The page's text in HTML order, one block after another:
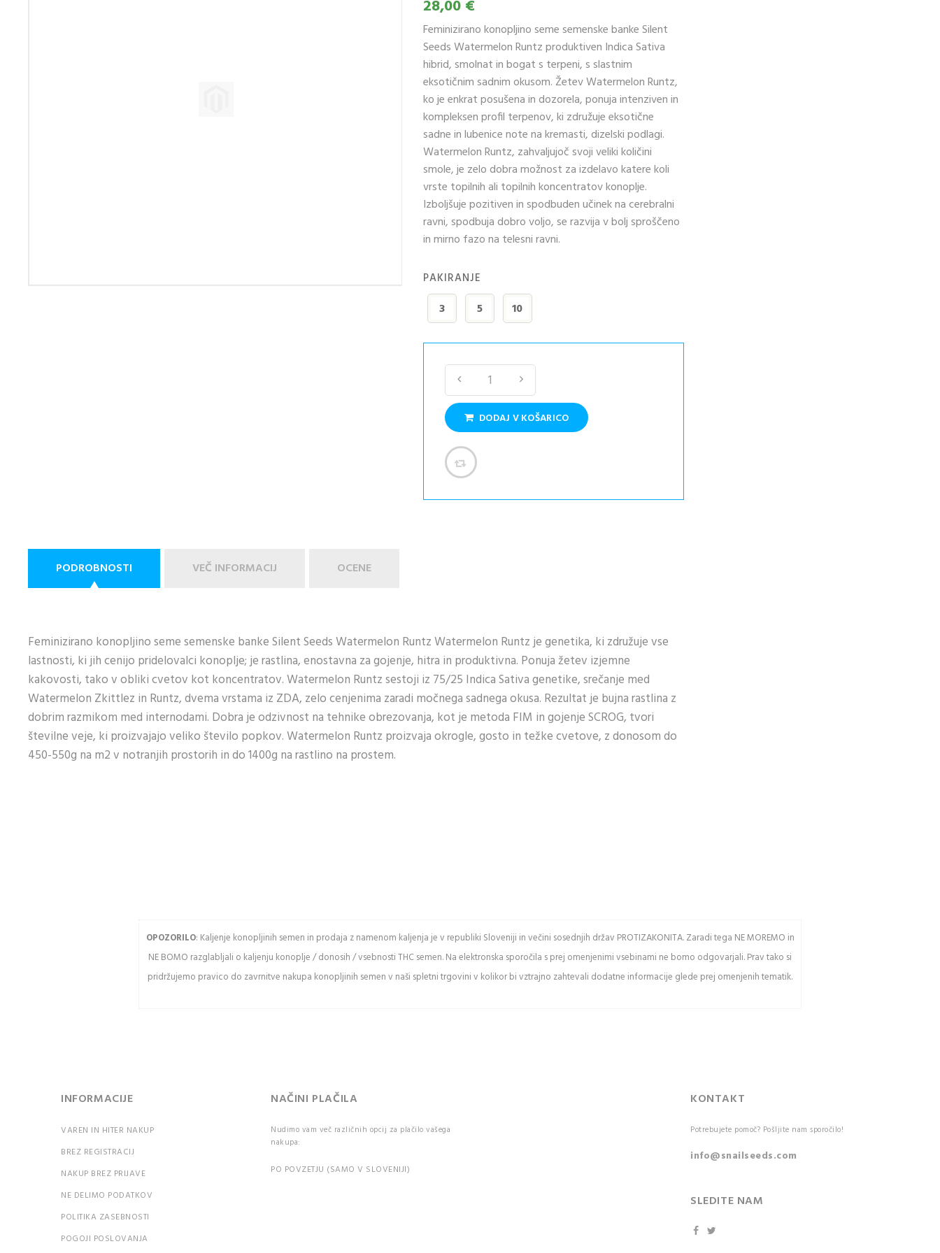
28,00 €
Feminizirano konopljino seme semenske banke Silent
Seeds Watermelon Runtz produktiven Indica Sativa
hibrid, smolnat in bogat s terpeni, s slastnim
eksotičnim sadnim okusom. Žetev Watermelon Runtz,
ko je enkrat posušena in dozorela, ponuja intenziven in
kompleksen profil terpenov, ki združuje eksotične
sadne in lubenice note na kremasti, dizelski podlagi.
Watermelon Runtz, zahvaljujoč svoji veliki količini
smole, je zelo dobra možnost za izdelavo katere koli
vrste topilnih ali topilnih koncentratov konoplje.
Izboljšuje pozitiven in spodbuden učinek na cerebralni
ravni, spodbuja dobro voljo, se razvija v bolj sproščeno
in mirno fazo na telesni ravni.
PAKIRANJE
3 5 10
DODAJ V KOŠARICO
PODROBNOSTI
Feminizirano konopljino seme semenske banke Silent Seeds Watermelon Runtz Watermelon Runtz je genetika, ki združuje vse
lastnosti, ki jih cenijo pridelovalci konoplje; je rastlina, enostavna za gojenje, hitra in produktivna. Ponuja žetev izjemne
kakovosti, tako v obliki cvetov kot koncentratov. Watermelon Runtz sestoji iz 75/25 Indica Sativa genetike, srečanje med
Watermelon Zkittlez in Runtz, dvema vrstama iz ZDA, zelo cenjenima zaradi močnega sadnega okusa. Rezultat je bujna rastlina z
dobrim razmikom med internodami. Dobra je odzivnost na tehnike obrezovanja, kot je metoda FIM in gojenje SCROG, tvori
številne veje, ki proizvajajo veliko število popkov. Watermelon Runtz proizvaja okrogle, gosto in težke cvetove, z donosom do
450-550g na m2 v notranjih prostorih in do 1400g na rastlino na prostem.
VEČ INFORMACIJ OCENE
OPOZORILO: Kaljenje konopljinih semen in prodaja z namenom kaljenja je v republiki Sloveniji in večini sosednjih držav PROTIZAKONITA. Zaradi tega NE MOREMO in
NE BOMO razglabljali o kaljenju konoplje / donosih / vsebnosti THC semen. Na elektronska sporočila s prej omenjenimi vsebinami ne bomo odgovarjali. Prav tako si
pridržujemo pravico do zavrnitve nakupa konopljinih semen v naši spletni trgovini v kolikor bi vztrajno zahtevali dodatne informacije glede prej omenjenih tematik.
INFORMACIJE
VAREN IN HITER NAKUP
BREZ REGISTRACIJ
NAKUP BREZ PRIJAVE
NE DELIMO PODATKOV
POLITIKA ZASEBNOSTI
POGOJI POSLOVANJA
NAČINI PLAČILA
Nudimo vam več različnih opcij za plačilo vašega
nakupa:
PO POVZETJU (SAMO V SLOVENIJI)
KONTAKT
Potrebujete pomoč? Pošljite nam sporočilo!
info@snailseeds.com
SLEDITE NAM
KUPITE KOT
NOV KUPEC
Ustvarjanje računa
ima veliko
prednosti:
KUPITE Z
UPORABO
VAŠEGA
RAČUNA
Email naslov
Osveži varnostno
PRIJAVA
Ali ste pozabili vaše